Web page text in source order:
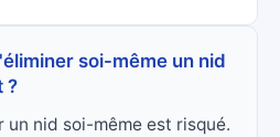
soi-même un nid
?
un nid soi-même est risqué.